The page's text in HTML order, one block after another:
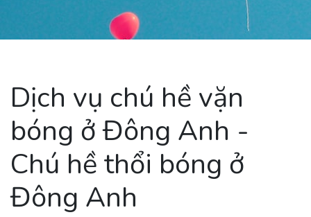
Dịch vụ chú hề vặn
bóng ở Đông Anh -
Chú hề thổi bóng ở
Đông Anh